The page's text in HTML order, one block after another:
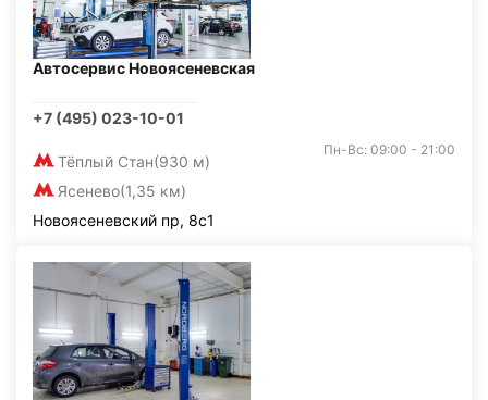
Автосервис Новоясеневская
+7 (495) 023-10-01
Тёплый Стан(930 м)
Ясенево(1,35 км)
Пн-Вс: 09:00 - 21:00
Новоясеневский пр, 8с1